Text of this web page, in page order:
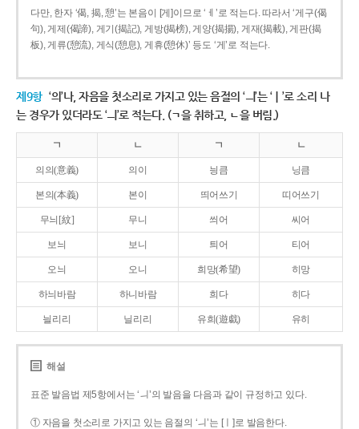
다만, 한자 ‘偈, 揭, 憩’는 본음이 [게]이므로 ‘ㅔ’로 적는다. 따라서 ‘게구(偈
句), 게제(偈諦), 게기(揭記), 게방(揭榜), 게양(揭揚), 게재(揭載), 게판(揭
板), 게류(憩流), 게식(憩息), 게휴(憩休)’ 등도 ‘게’로 적는다.
제9항 ‘의’나, 자음을 첫소리로 가지고 있는 음절의 ‘ㅢ’는 ‘ㅣ’로 소리 나
는 경우가 있더라도 ‘ㅢ’로 적는다. (ㄱ을 취하고, ㄴ을 버림.)
ㄱ ㄴ ㄱ ㄴ
의의(意義) 의이 닁큼 닝큼
본의(本義) 본이 띄어쓰기 띠어쓰기
무늬[紋] 무니 씌어 씨어
보늬 보니 틔어 티어
오늬 오니 희망(希望) 히망
하늬바람 하니바람 희다 히다
늴리리 닐리리 유희(遊戱) 유히
해설
표준 발음법 제5항에서는 ‘ㅢ’의 발음을 다음과 같이 규정하고 있다.
① 자음을 첫소리로 가지고 있는 음절의 ‘ㅢ’는 [ㅣ]로 발음한다.